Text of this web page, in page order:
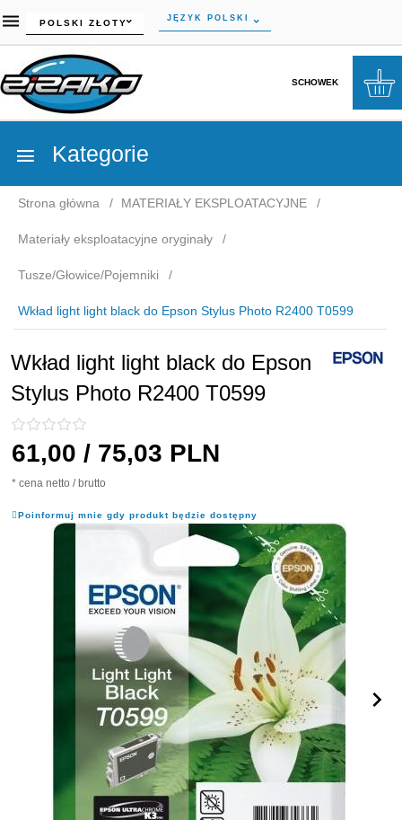
currency_h
POLSKI ZŁOTY JĘZYK POLSKI
SCHOWEK
Kategorie
Strona główna MATERIAŁY EKSPLOATACYJNE
Materiały eksploatacyjne oryginały
Tusze/Głowice/Pojemniki
Wkład light light black do Epson Stylus Photo R2400 T0599
Wkład light light black do Epson
Stylus Photo R2400 T0599
61,00 / 75,03 PLN
* cena netto / brutto
Poinformuj mnie gdy produkt będzie dostępny